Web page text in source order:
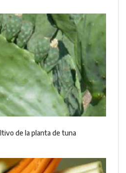
de la planta de tuna